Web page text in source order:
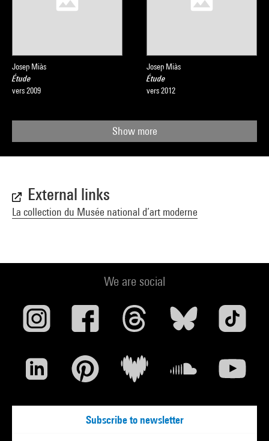
Josep Miàs
Étude
vers 2009
Josep Miàs
Étude
vers 2012
Show more
External links
La collection du Musée national d’art moderne
We are social
Subscribe to newsletter